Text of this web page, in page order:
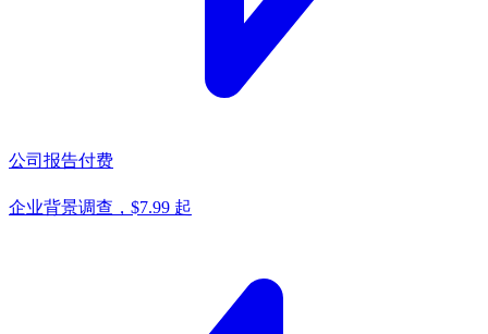
公司报告付费
企业背景调查，$7.99 起